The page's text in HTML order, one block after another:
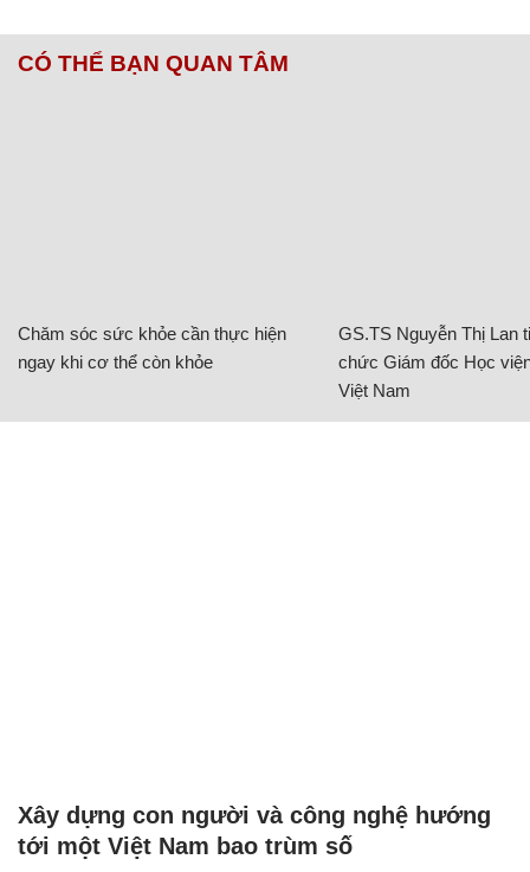
CÓ THỂ BẠN QUAN TÂM
Chăm sóc sức khỏe cần thực hiện
ngay khi cơ thể còn khỏe
GS.TS Nguyễn Thị Lan
chức Giám đốc Học
Việt Nam
Xây dựng con người và công nghệ hướng
tới một Việt Nam bao trùm số